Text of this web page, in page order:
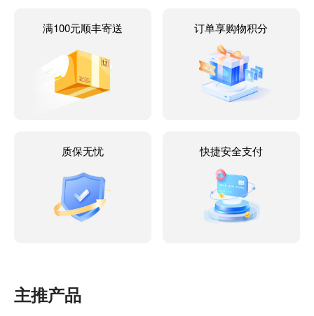
满100元顺丰寄送 订单享购物积分
质保无忧 快捷安全支付
主推产品